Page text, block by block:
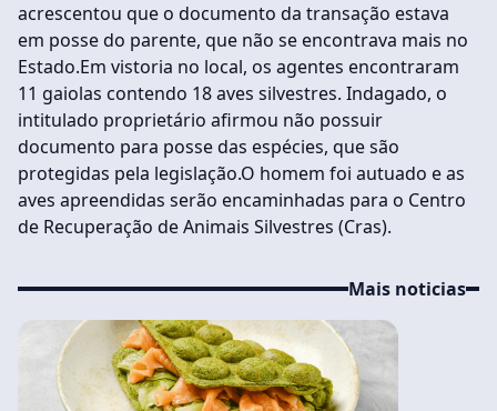
acrescentou que o documento da transação estava
em posse do parente, que não se encontrava mais no
Estado.Em vistoria no local, os agentes encontraram
11 gaiolas contendo 18 aves silvestres. Indagado, o
intitulado proprietário afirmou não possuir
documento para posse das espécies, que são
protegidas pela legislação.O homem foi autuado e as
aves apreendidas serão encaminhadas para o Centro
de Recuperação de Animais Silvestres (Cras).
Mais noticias